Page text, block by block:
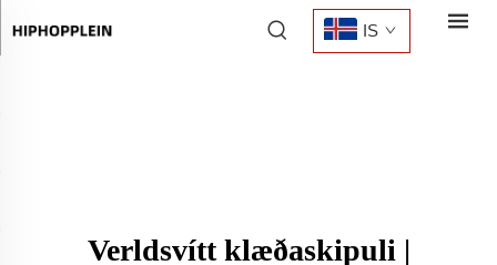
IS
Verldsvítt klæðaskipuli |